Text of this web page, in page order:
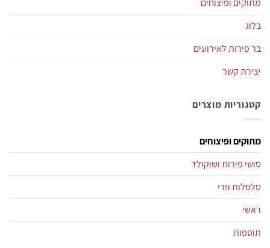
מתוקים ופיצוחים
בלוג
בר פירות לאירועים
יצירת קשר
קטגוריות מוצרים
מתוקים ופיצוחים
סושי פירות ושוקולד
סלסלות פרי
ראשי
תוספות